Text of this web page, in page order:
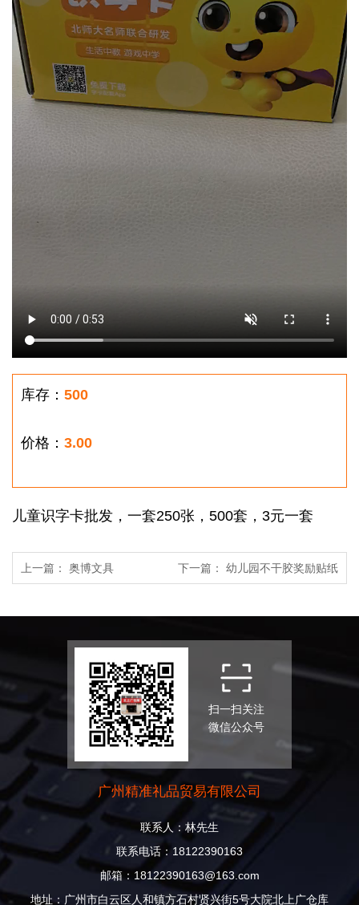
库存： 500
价格： 3.00
儿童识字卡批发，一套250张，500套，3元一套
上一篇： 奥博文具 下一篇： 幼儿园不干胶奖励贴纸
扫一扫关注
微信公众号
广州精准礼品贸易有限公司
联系人：林先生
联系电话：18122390163
邮箱：18122390163@163.com
地址：广州市白云区人和镇方石村贤兴街5号大院北上广仓库